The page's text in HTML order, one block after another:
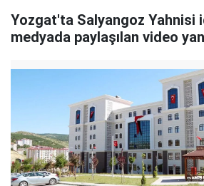
Yozgat'ta Salyangoz Yahnisi
medyada paylaşılan video